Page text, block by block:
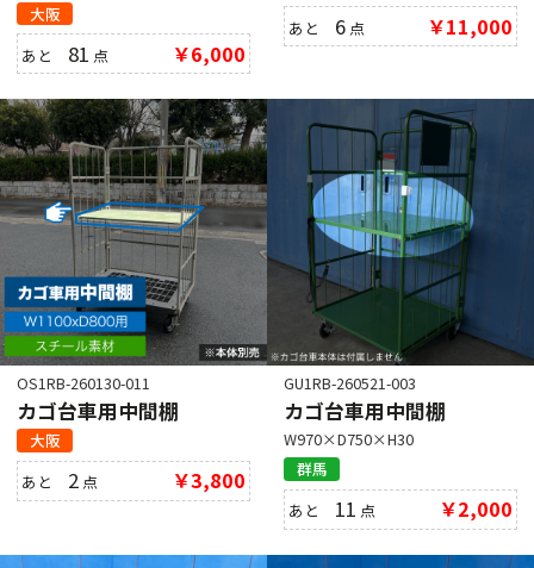
大阪
あと 81 点 ￥6,000
あと 6 点 ￥11,000
OS1RB-260130-011
カゴ台車用中間棚
大阪
あと 2 点 ￥3,800
GU1RB-260521-003
カゴ台車用中間棚
W970×D750×H30
群馬
あと 11 点 ￥2,000